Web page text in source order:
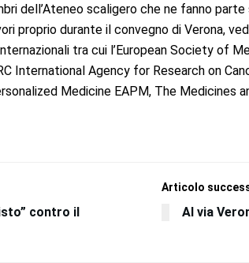
dell’Ateneo scaligero che ne fanno
proprio durante il convegno di Verona,
tra cui l’European Society of
International Agency for Research on
Medicine EAPM, The
contro il
Articolo
Al via